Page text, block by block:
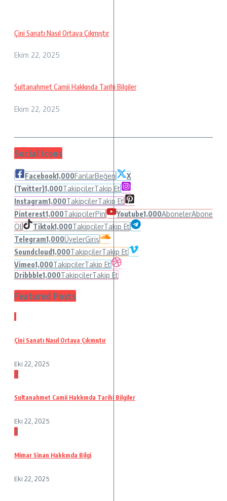
Çini Sanatı Nasıl Ortaya Çıkmıştır
Ekim 22, 2025
Sultanahmet Camii Hakkında Tarihi Bilgiler
Ekim 22, 2025
Social Icons
Facebook1,000FanlarBeğen
X
(Twitter)1,000TakipçilerTakip Et
Instagram1,000TakipçilerTakip Et
Pinterest1,000TakipçilerPin Youtube1,000AbonelerAbone
Ol
Tiktok1,000TakipçilerTakip Et
Telegram1,000ÜyelerGiriş
Soundcloud1,000TakipçilerTakip Et
Vimeo1,000TakipçilerTakip Et
Dribbble1,000TakipçilerTakip Et
Featured Posts
1
Çini Sanatı Nasıl Ortaya Çıkmıştır
Eki 22, 2025
2
Sultanahmet Camii Hakkında Tarihi Bilgiler
Eki 22, 2025
3
Mimar Sinan Hakkında Bilgi
Eki 22, 2025